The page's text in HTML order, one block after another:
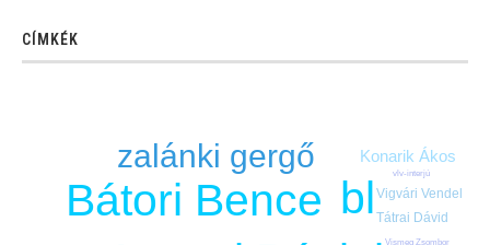
CÍMKÉK
bl
Bátori Bence
zalánki gergő Konarik Ákos
Tátrai Dávid
Vigvári Vendel
Vismeg Zsombor
vlv-interjú